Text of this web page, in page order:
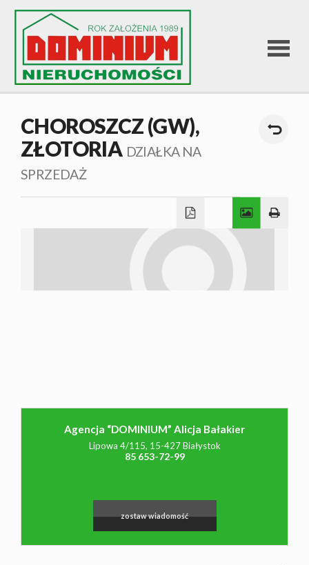
STRONA
OFERTA
CHOROSZCZ (GW),
ZŁOTORIA DZIAŁKA NA
SPRZEDAŻ
Agencja “DOMINIUM” Alicja Bałakier
Lipowa 4/115, 15-427 Białystok
85 653-72-99
zostaw wiadomość